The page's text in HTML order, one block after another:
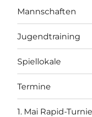
Mannschaften
Jugendtraining
Spiellokale
Termine
1. Mai Rapid-